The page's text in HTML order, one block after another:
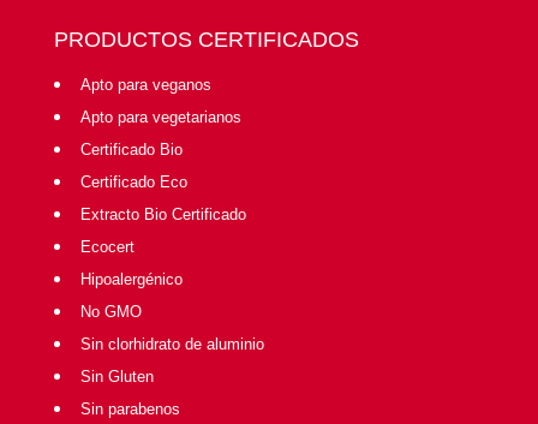
PRODUCTOS CERTIFICADOS
Apto para veganos
Apto para vegetarianos
Certificado Bio
Certificado Eco
Extracto Bio Certificado
Ecocert
Hipoalergénico
No GMO
Sin clorhidrato de aluminio
Sin Gluten
Sin parabenos